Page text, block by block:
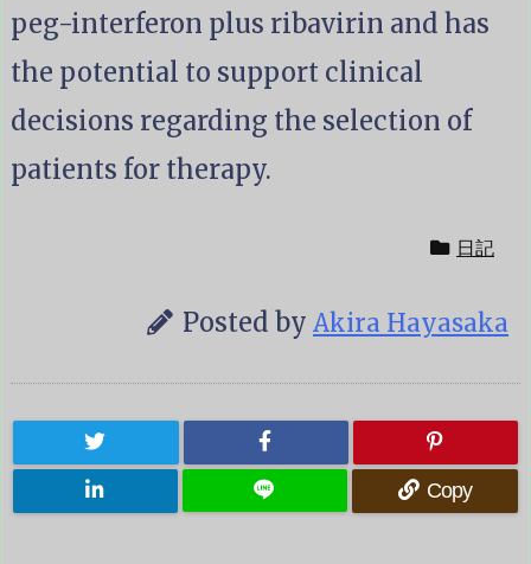
peg-interferon plus ribavirin and has
the potential to support clinical
decisions regarding the selection of
patients for therapy.
日記
Posted by Akira Hayasaka
Copy